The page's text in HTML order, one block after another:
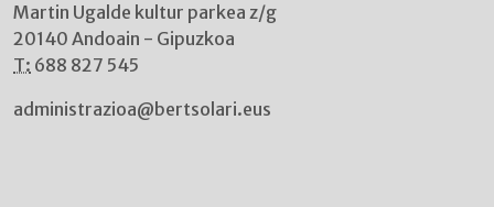
Martin Ugalde kultur parkea z/g
20140 Andoain - Gipuzkoa
T: 688 827 545
administrazioa@bertsolari.eus